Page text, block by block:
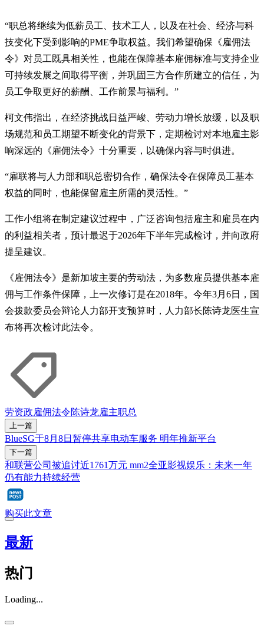
“职总将继续为低薪员工、技术工人，以及在社会、经济与科
技变化下受到影响的PME争取权益。我们希望确保《雇佣法
令》对员工既具相关性，也能在保障基本雇佣标准与支持企业
可持续发展之间取得平衡，并巩固三方合作所建立的信任，为
员工争取更好的薪酬、工作前景与福利。”
柯文伟指出，在经济挑战日益严峻、劳动力增长放缓，以及职
场规范和员工期望不断变化的背景下，定期检讨对本地雇主影
响深远的《雇佣法令》十分重要，以确保内容与时俱进。
“雇联将与人力部和职总密切合作，确保法令在保障员工基本
权益的同时，也能保留雇主所需的灵活性。”
工作小组将在制定建议过程中，广泛咨询包括雇主和雇员在内
的利益相关者，预计最迟于2026年下半年完成检讨，并向政府
提呈建议。
《雇佣法令》是新加坡主要的劳动法，为多数雇员提供基本雇
佣与工作条件保障，上一次修订是在2018年。今年3月6日，国
会拨款委员会辩论人力部开支预算时，人力部长陈诗龙医生宣
布将再次检讨此法令。
劳资政雇佣法令陈诗龙雇主职总
上一篇
BlueSG于8月8日暂停共享电动车服务 明年推新平台
下一篇
和联营公司被追讨近1761万元 mm2全亚影视娱乐：未来一年
仍有能力持续经营
购买此文章
最新
热门
Loading...